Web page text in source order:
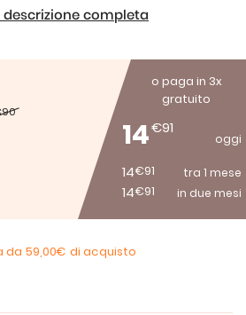
descrizione completa
o paga in 3x
gratuito
14€91
oggi
14€91 tra 1 mese
14€91 in due mesi
da 59,00€ di acquisto